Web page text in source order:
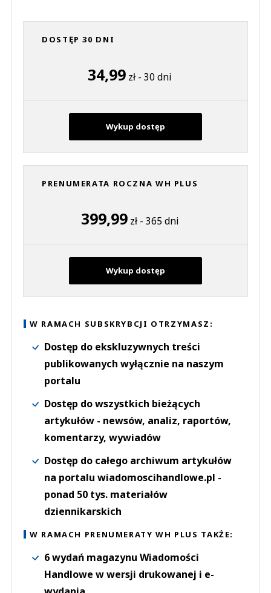
DOSTĘP 30 DNI
34,99 zł - 30 dni
Wykup dostęp
PRENUMERATA ROCZNA WH PLUS
399,99zł - 365 dni
Wykup dostęp
W RAMACH SUBSKRYBCJI OTRZYMASZ:
Dostęp do ekskluzywnych treści
publikowanych wyłącznie na naszym
portalu
Dostęp do wszystkich bieżących
artykułów - newsów, analiz, raportów,
komentarzy, wywiadów
Dostęp do całego archiwum artykułów
na portalu wiadomoscihandlowe.pl -
ponad 50 tys. materiałów
dziennikarskich
W RAMACH PRENUMERATY WH PLUS TAKŻE:
6 wydań magazynu Wiadomości
Handlowe w wersji drukowanej i e-